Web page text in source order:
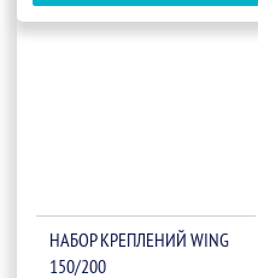
НАБОР КРЕПЛЕНИЙ WING
150/200